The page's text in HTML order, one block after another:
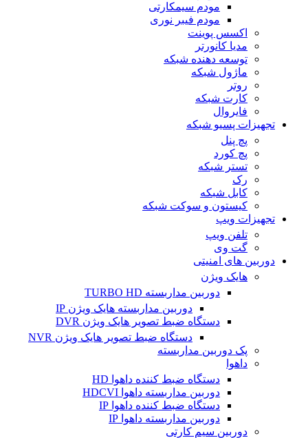
مودم سیمکارتی
مودم فیبر نوری
اکسس پوینت
مدیا کانورتر
توسعه دهنده شبکه
ماژول شبکه
روتر
کارت شبکه
فایروال
تجهیزات پسیو شبکه
پچ پنل
پچ کورد
تستر شبکه
رک
کابل شبکه
کیستون و سوکت شبکه
تجهیزات ویپ
تلفن ویپ
گت وی
دوربین های امنیتی
هایک ویژن
دوربین مداربسته TURBO HD
دوربین مداربسته هایک ویژن IP
دستگاه ضبط تصویر هایک ویژن DVR
دستگاه ضبط تصویر هایک ویژن NVR
پک دوربین مداربسته
داهوا
دستگاه ضبط کننده داهوا HD
دوربین مداربسته داهوا HDCVI
دستگاه ضبط کننده داهوا IP
دوربین مداربسته داهوا IP
دوربین سیم کارتی